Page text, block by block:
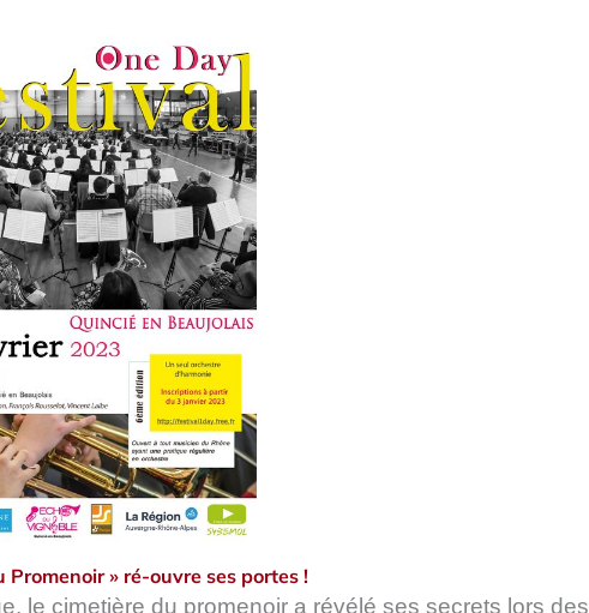
Promenoir » ré-ouvre ses portes !
le cimetière du promenoir a révélé ses secrets lors des